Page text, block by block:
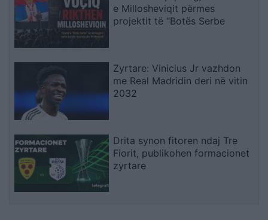
e Millosheviqit përmes
projektit të “Botës Serbe
Zyrtare: Vinicius Jr vazhdon
me Real Madridin deri në vitin
2032
Drita synon fitoren ndaj Tre
Fiorit, publikohen formacionet
zyrtare